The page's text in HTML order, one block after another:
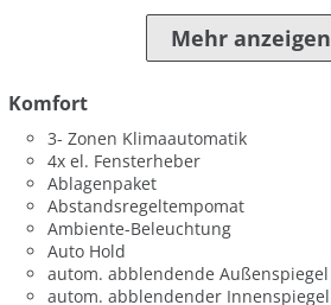
Mehr anzeigen
Komfort
3- Zonen Klimaautomatik
4x el. Fensterheber
Ablagenpaket
Abstandsregeltempomat
Ambiente-Beleuchtung
Auto Hold
autom. abblendende Außenspiegel
autom. abblendender Innenspiegel